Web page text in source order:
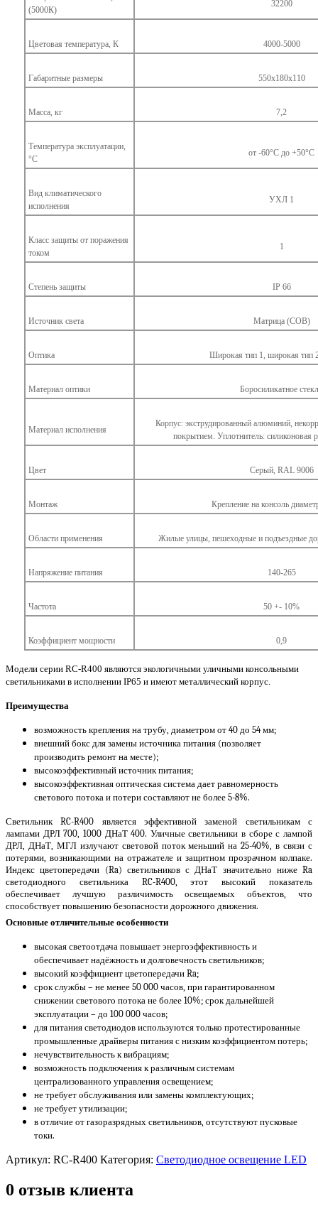
(5000К)
32200
Цветовая температура, К 4000-5000
Габаритные размеры 550x180x110
Масса, кг 7,2
Температура эксплуатации,
°С
от -60°С до +50°С
Вид климатического
исполнения
УХЛ 1
Класс защиты от поражения
током
1
Степень защиты IP 66
Источник света Матрица (СОВ)
Оптика Широкая тип 1, широкая тип
Материал оптики Боросиликатное
Материал исполнения
Корпус: экструдированный алюминий,
покрытием. Уплотнитель: силиконовая
Цвет Серый, RAL 9006
Монтаж Крепление на консоль
Области применения Жилые улицы, пешеходные и подъездные
Напряжение питания 140-265
Частота 50 +- 10%
Коэффициент мощности 0,9
Модели серии RC-R400 являются экологичными уличными консольными
светильниками в исполнении IP65 и имеют металлический корпус.
Преимущества
возможность крепления на трубу, диаметром от 40 до 54 мм;
внешний бокс для замены источника питания (позволяет
производить ремонт на месте);
высокоэффективный источник питания;
высокоэффективная оптическая система дает равномерность
светового потока и потери составляют не более 5-8%.
Светильник RC-R400 является эффективной заменой светильникам с
лампами ДРЛ 700, 1000 ДНаТ 400. Уличные светильники в сборе с лампой
ДРЛ, ДНаТ, МГЛ излучают световой поток меньший на 25-40%, в связи с
потерями, возникающими на отражателе и защитном прозрачном колпаке.
Индекс цветопередачи (Ra) светильников с ДНаТ значительно ниже Ra
светодиодного светильника RC-R400, этот высокий показатель
обеспечивает лучшую различимость освещаемых объектов, что
способствует повышению безопасности дорожного движения.
Основные отличительные особенности
высокая светоотдача повышает энергоэффективность и
обеспечивает надёжность и долговечность светильников;
высокий коэффициент цветопередачи Ra;
срок службы – не менее 50 000 часов, при гарантированном
снижении светового потока не более 10%; срок дальнейшей
эксплуатации – до 100 000 часов;
для питания светодиодов используются только протестированные
промышленные драйверы питания с низким коэффициентом потерь;
нечувствительность к вибрациям;
возможность подключения к различным системам
централизованного управления освещением;
не требует обслуживания или замены комплектующих;
не требует утилизации;
в отличие от газоразрядных светильников, отсутствуют пусковые
токи.
Артикул: RC-R400 Категория: Светодиодное освещение LED
0 отзыв клиента